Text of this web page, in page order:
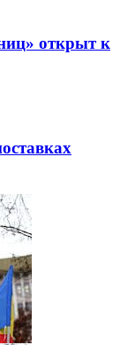
открыт к